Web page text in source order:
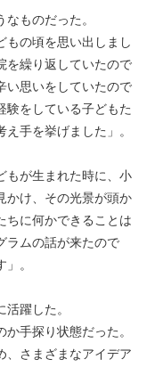
ものだった。
もの頃を思い出しまし
を繰り返していたので
い思いをしていたので
験をしている子どもた
手を挙げました」。
もが生まれた時に、小
かけ、その光景が頭か
ちに何かできることは
ラムの話が来たので
。
躍した。
手探り状態だった。
、さまざまなアイデア